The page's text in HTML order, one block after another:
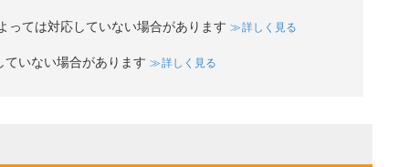
っては対応していない場合があります 詳しく見る
いない場合があります 詳しく見る